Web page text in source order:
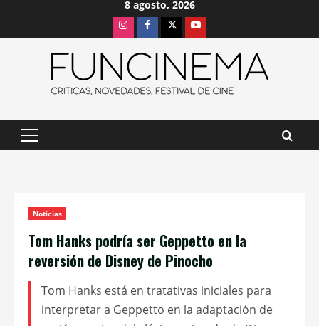
8 agosto, 2026
InstagramFacebook
X Youtube
Menú
Noticias
Tom Hanks podría ser Geppetto en la
reversión de Disney de Pinocho
Tom Hanks está en tratativas iniciales para
interpretar a Geppetto en la adaptación de